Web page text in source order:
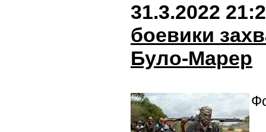
31.3.2022
боевики
Було-Марер